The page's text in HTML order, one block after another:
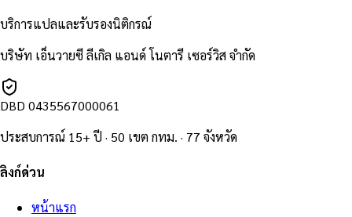
บริการแปลและรับรองนิติกรณ์
บริษัท เอ็นวายซี ลีเกิล แอนด์ โนตารี เซอร์วิส จำกัด
DBD 0435567000061
ประสบการณ์ 15+ ปี · 50 เขต กทม. · 77 จังหวัด
ลิงก์ด่วน
หน้าแรก